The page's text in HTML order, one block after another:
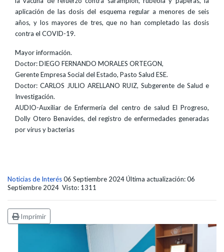
aplicación de las dosis del esquema regular a menores de seis
años, y los mayores de tres, que no han completado las dosis
contra el COVID-19.
Mayor información.
Doctor: DIEGO FERNANDO MORALES ORTEGON,
Gerente Empresa Social del Estado, Pasto Salud ESE.
Doctor: CARLOS JULIO ARELLANO RUIZ, Subgerente de Salud e
Investigación.
AUDIO-Auxiliar de Enfermería del centro de salud El Progreso,
Dolly Otero Benavides, del registro de enfermedades generadas
por virus y bacterias
Noticias de Interés06 Septiembre 2024Última actualización: 06
Septiembre 2024 Visto: 1311
Imprimir